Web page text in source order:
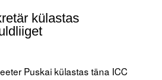
külastas
Puskai külastas täna ICC